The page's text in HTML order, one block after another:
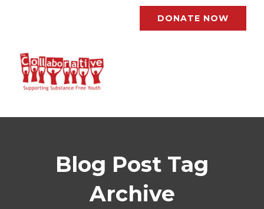
DONATE NOW
Blog Post Tag
Archive